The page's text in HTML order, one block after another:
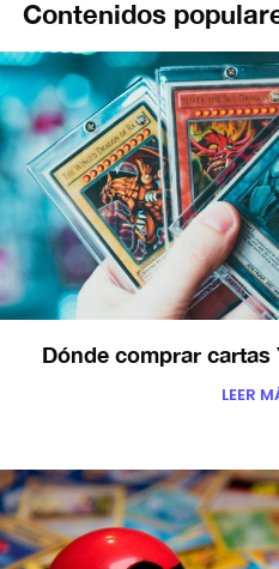
Contenidos
Dónde comprar cartas
LEER